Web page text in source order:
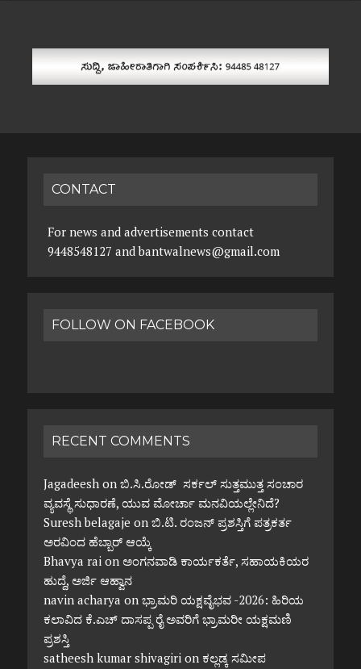
CONTACT
For news and advertisements contact
9448548127 and bantwalnews@gmail.com
FOLLOW ON FACEBOOK
RECENT COMMENTS
Jagadeeshon ಬಿ.ಸಿ.ರೋಡ್ ಸರ್ಕಲ್ ಸುತ್ತಮುತ್ತ ಸಂಚಾರ
ವ್ಯವಸ್ಥೆ ಸುಧಾರಣೆ, ಯುವ ಮೋರ್ಚಾ ಮನವಿಯಲ್ಲೇನಿದೆ?
Suresh belagaje on ಬಿ.ಟಿ. ರಂಜನ್ ಪ್ರಶಸ್ತಿಗೆ ಪತ್ರಕರ್ತ
ಅರವಿಂದ ಹೆಬ್ಬಾರ್ ಆಯ್ಕೆ
Bhavya raion ಅಂಗನವಾಡಿ ಕಾರ್ಯಕರ್ತೆ, ಸಹಾಯಕಿಯರ
ಹುದ್ದೆ, ಅರ್ಜಿ ಆಹ್ವಾನ
navin acharya on ಭ್ರಾಮರಿ ಯಕ್ಷವೈಭವ -2026: ಹಿರಿಯ
ಕಲಾವಿದ ಕೆ.ಎಚ್ ದಾಸಪ್ಪ ರೈ ಅವರಿಗೆ ಭ್ರಾಮರೀ ಯಕ್ಷಮಣಿ
ಪ್ರಶಸ್ತಿ
satheesh kumar shivagirion ಕಲ್ಲಡ್ಕ ಸಮೀಪ